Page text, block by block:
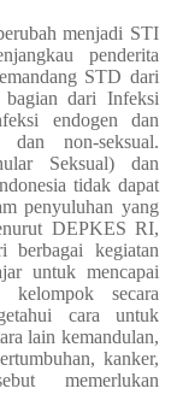
menjadi STI
penderita
STD dari
bagian dari Infeksi
endogen dan
non-seksual.
Seksual) dan
tidak dapat
penyuluhan yang
DEPKES RI,
berbagai kegiatan
untuk mencapai
secara
cara untuk
lain kemandulan,
kanker,
memerlukan